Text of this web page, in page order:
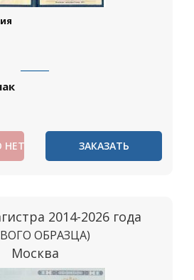
НЕТ ЗАКАЗАТЬ
2014-2026 года
ОБРАЗЦА)
Москва